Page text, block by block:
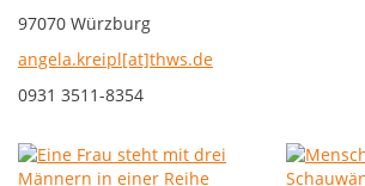
97070 Würzburg
angela.kreipl[at]thws.de
0931 3511-8354